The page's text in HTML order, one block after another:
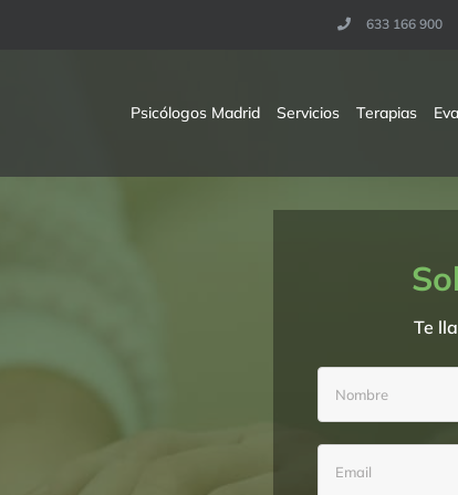
633 166 900
Psicólogos Madrid Servicios Terapias
Te